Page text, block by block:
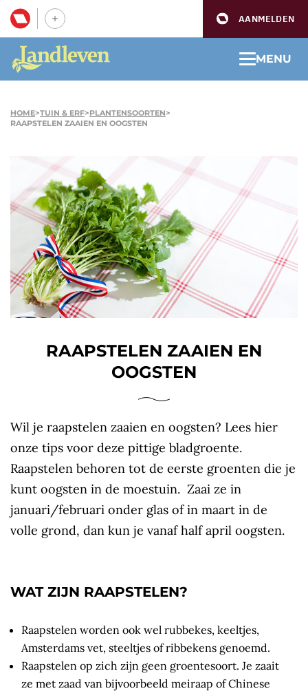
AANMELDEN
MENU
HOME>TUIN & ERF>PLANTENSOORTEN>
RAAPSTELEN ZAAIEN EN OOGSTEN
RAAPSTELEN ZAAIEN EN
OOGSTEN
Wil je raapstelen zaaien en oogsten? Lees hier
onze tips voor deze pittige bladgroente.
Raapstelen behoren tot de eerste groenten die je
kunt oogsten in de moestuin. Zaai ze in
januari/februari onder glas of in maart in de
volle grond, dan kun je vanaf half april oogsten.
WAT ZIJN RAAPSTELEN?
Raapstelen worden ook wel rubbekes, keeltjes,
Amsterdams vet, steeltjes of ribbekens genoemd.
Raapstelen op zich zijn geen groentesoort. Je zaait
ze met zaad van bijvoorbeeld meiraap of Chinese